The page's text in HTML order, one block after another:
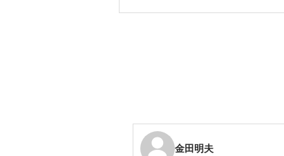
金田明夫